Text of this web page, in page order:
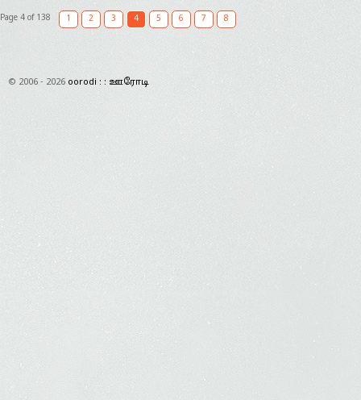
Page 4 of 138 1 2 3 4 5 6 7 8
© 2006 - 2026 oorodi : : ஊரோடி